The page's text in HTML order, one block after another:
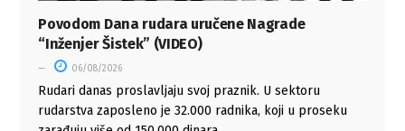
Povodom Dana rudara uručene Nagrade
“Inženjer Šistek” (VIDEO)
06/08/2026
Rudari danas proslavljaju svoj praznik. U sektoru
rudarstva zaposleno je 32.000 radnika, koji u proseku